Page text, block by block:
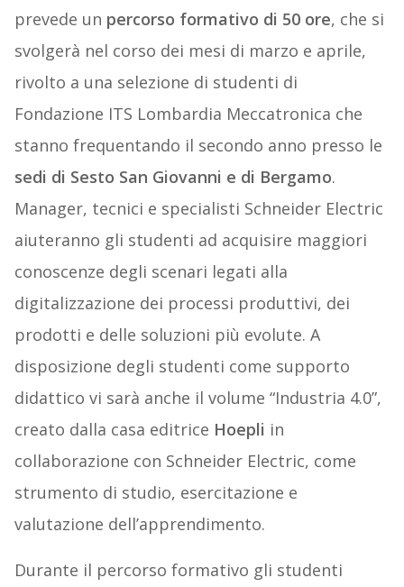
prevede un percorso formativo di 50 ore, che si
svolgerà nel corso dei mesi di marzo e aprile,
rivolto a una selezione di studenti di
Fondazione ITS Lombardia Meccatronica che
stanno frequentando il secondo anno presso le
sedi di Sesto San Giovanni e di Bergamo.
Manager, tecnici e specialisti Schneider Electric
aiuteranno gli studenti ad acquisire maggiori
conoscenze degli scenari legati alla
digitalizzazione dei processi produttivi, dei
prodotti e delle soluzioni più evolute. A
disposizione degli studenti come supporto
didattico vi sarà anche il volume “Industria 4.0”,
creato dalla casa editrice Hoepli in
collaborazione con Schneider Electric, come
strumento di studio, esercitazione e
valutazione dell’apprendimento.
Durante il percorso formativo gli studenti